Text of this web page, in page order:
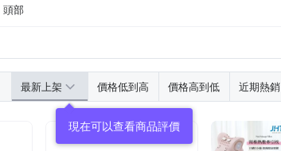
頭部
最新上架 價格低到高 價格高到低 近期熱銷
現在可以查看商品評價